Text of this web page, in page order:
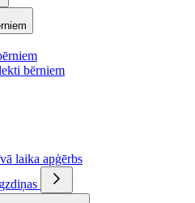
bērniem
laika apģērbs